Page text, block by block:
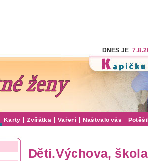
DNES JE
Karty Zvířátka Vaření Naštvalo vás
Děti.Výchova,